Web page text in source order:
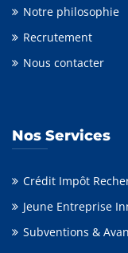
Notre philosophie
Recrutement
Nous contacter
Nos Services
Crédit Impôt
Jeune Entreprise
Subventions &